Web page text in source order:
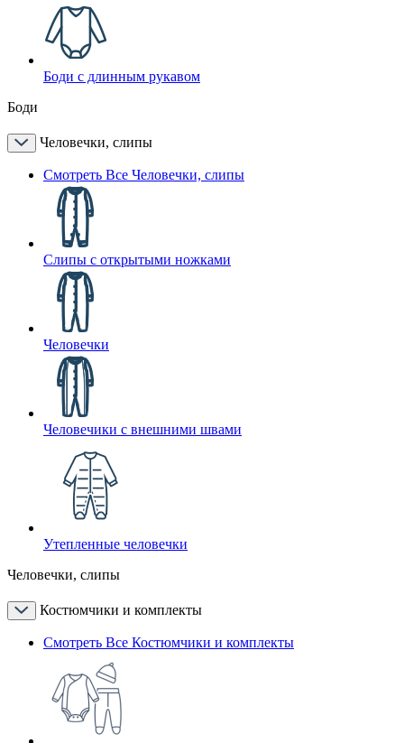
Боди с длинным рукавом
Боди
Человечки, слипы
Смотреть Все Человечки, слипы
Слипы с открытыми ножками
Человечки
Человечики с внешними швами
Утепленные человечки
Человечки, слипы
Костюмчики и комплекты
Смотреть Все Костюмчики и комплекты